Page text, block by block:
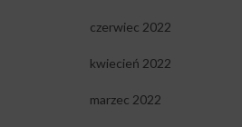
czerwiec 2022
kwiecień 2022
marzec 2022